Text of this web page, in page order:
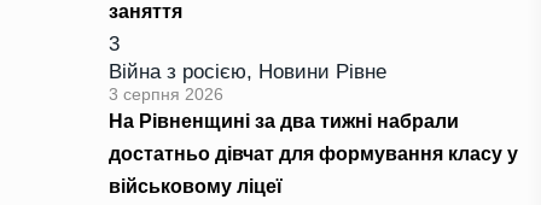
заняття
3
Війна з росією, Новини Рівне
3 серпня 2026
На Рівненщині за два тижні набрали
достатньо дівчат для формування класу у
військовому ліцеї